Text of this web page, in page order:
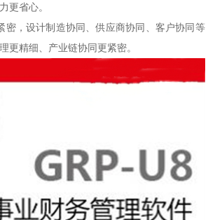
更省心。
密，设计制造协同、供应商协同、客户协同等
更精细、产业链协同更紧密。